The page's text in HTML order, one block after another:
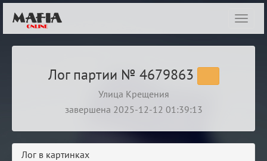
Лог партии № 4679863
Улица Крещения
завершена 2025-12-12 01:39:13
Лог в картинках